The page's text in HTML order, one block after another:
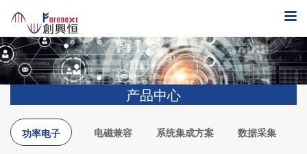
产品中心
功率电子 电磁兼容 系统集成方案 数据采集